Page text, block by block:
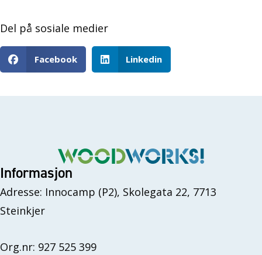
Del på sosiale medier
Facebook Linkedin
Informasjon
Adresse: Innocamp (P2), Skolegata 22, 7713
Steinkjer
Org.nr: 927 525 399